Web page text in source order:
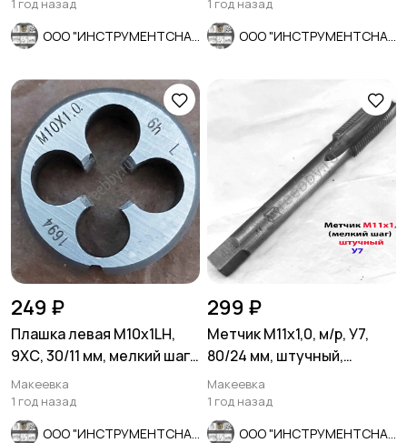
1 год назад
1 год назад
249 ₽
Плашка левая М10х1LH,
9ХС, 30/11 мм, мелкий шаг,
ГОСТ 9740-71
Макеевка
1 год назад
299 ₽
Метчик М11х1,0, м/р, У7,
80/24 мм, штучный,
мелкий шаг, ГОСТ 3266-81.
Макеевка
1 год назад